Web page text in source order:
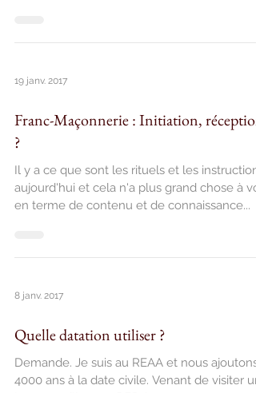
19 janv. 2017
Franc-Maçonnerie : Initiation, réception
?
Il y a ce que sont les rituels et les
aujourd'hui et cela n'a plus grand chose à
en terme de contenu et de connaissance...
8 janv. 2017
Quelle datation utiliser ?
Demande. Je suis au REAA et nous ajoutons
4000 ans à la date civile. Venant de visiter